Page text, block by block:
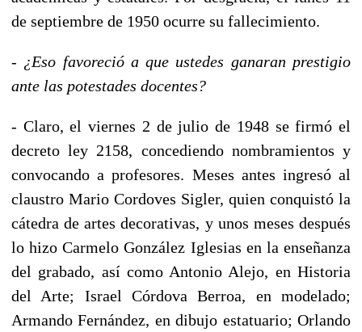
de septiembre de 1950 ocurre su fallecimiento.
- ¿Eso favoreció a que ustedes ganaran prestigio
ante las potestades docentes?
- Claro, el viernes 2 de julio de 1948 se firmó el
decreto ley 2158, concediendo nombramientos y
convocando a profesores. Meses antes ingresó al
claustro Mario Cordoves Sigler, quien conquistó la
cátedra de artes decorativas, y unos meses después
lo hizo Carmelo González Iglesias en la enseñanza
del grabado, así como Antonio Alejo, en Historia
del Arte; Israel Córdova Berroa, en modelado;
Armando Fernández, en dibujo estatuario; Orlando